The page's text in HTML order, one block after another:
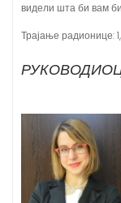
видели шта би вам
Трајање радионице: